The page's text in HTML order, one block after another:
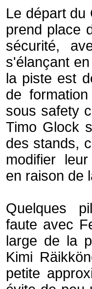
Le départ du
prend place
sécurité,
s'élançant
la piste est
de
sous safety
Timo Glock
des stands,
modifier
en raison de
Quelques
faute avec
large de la
Kimi
petite